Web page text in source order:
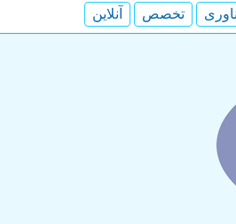
تخصص آنلاین